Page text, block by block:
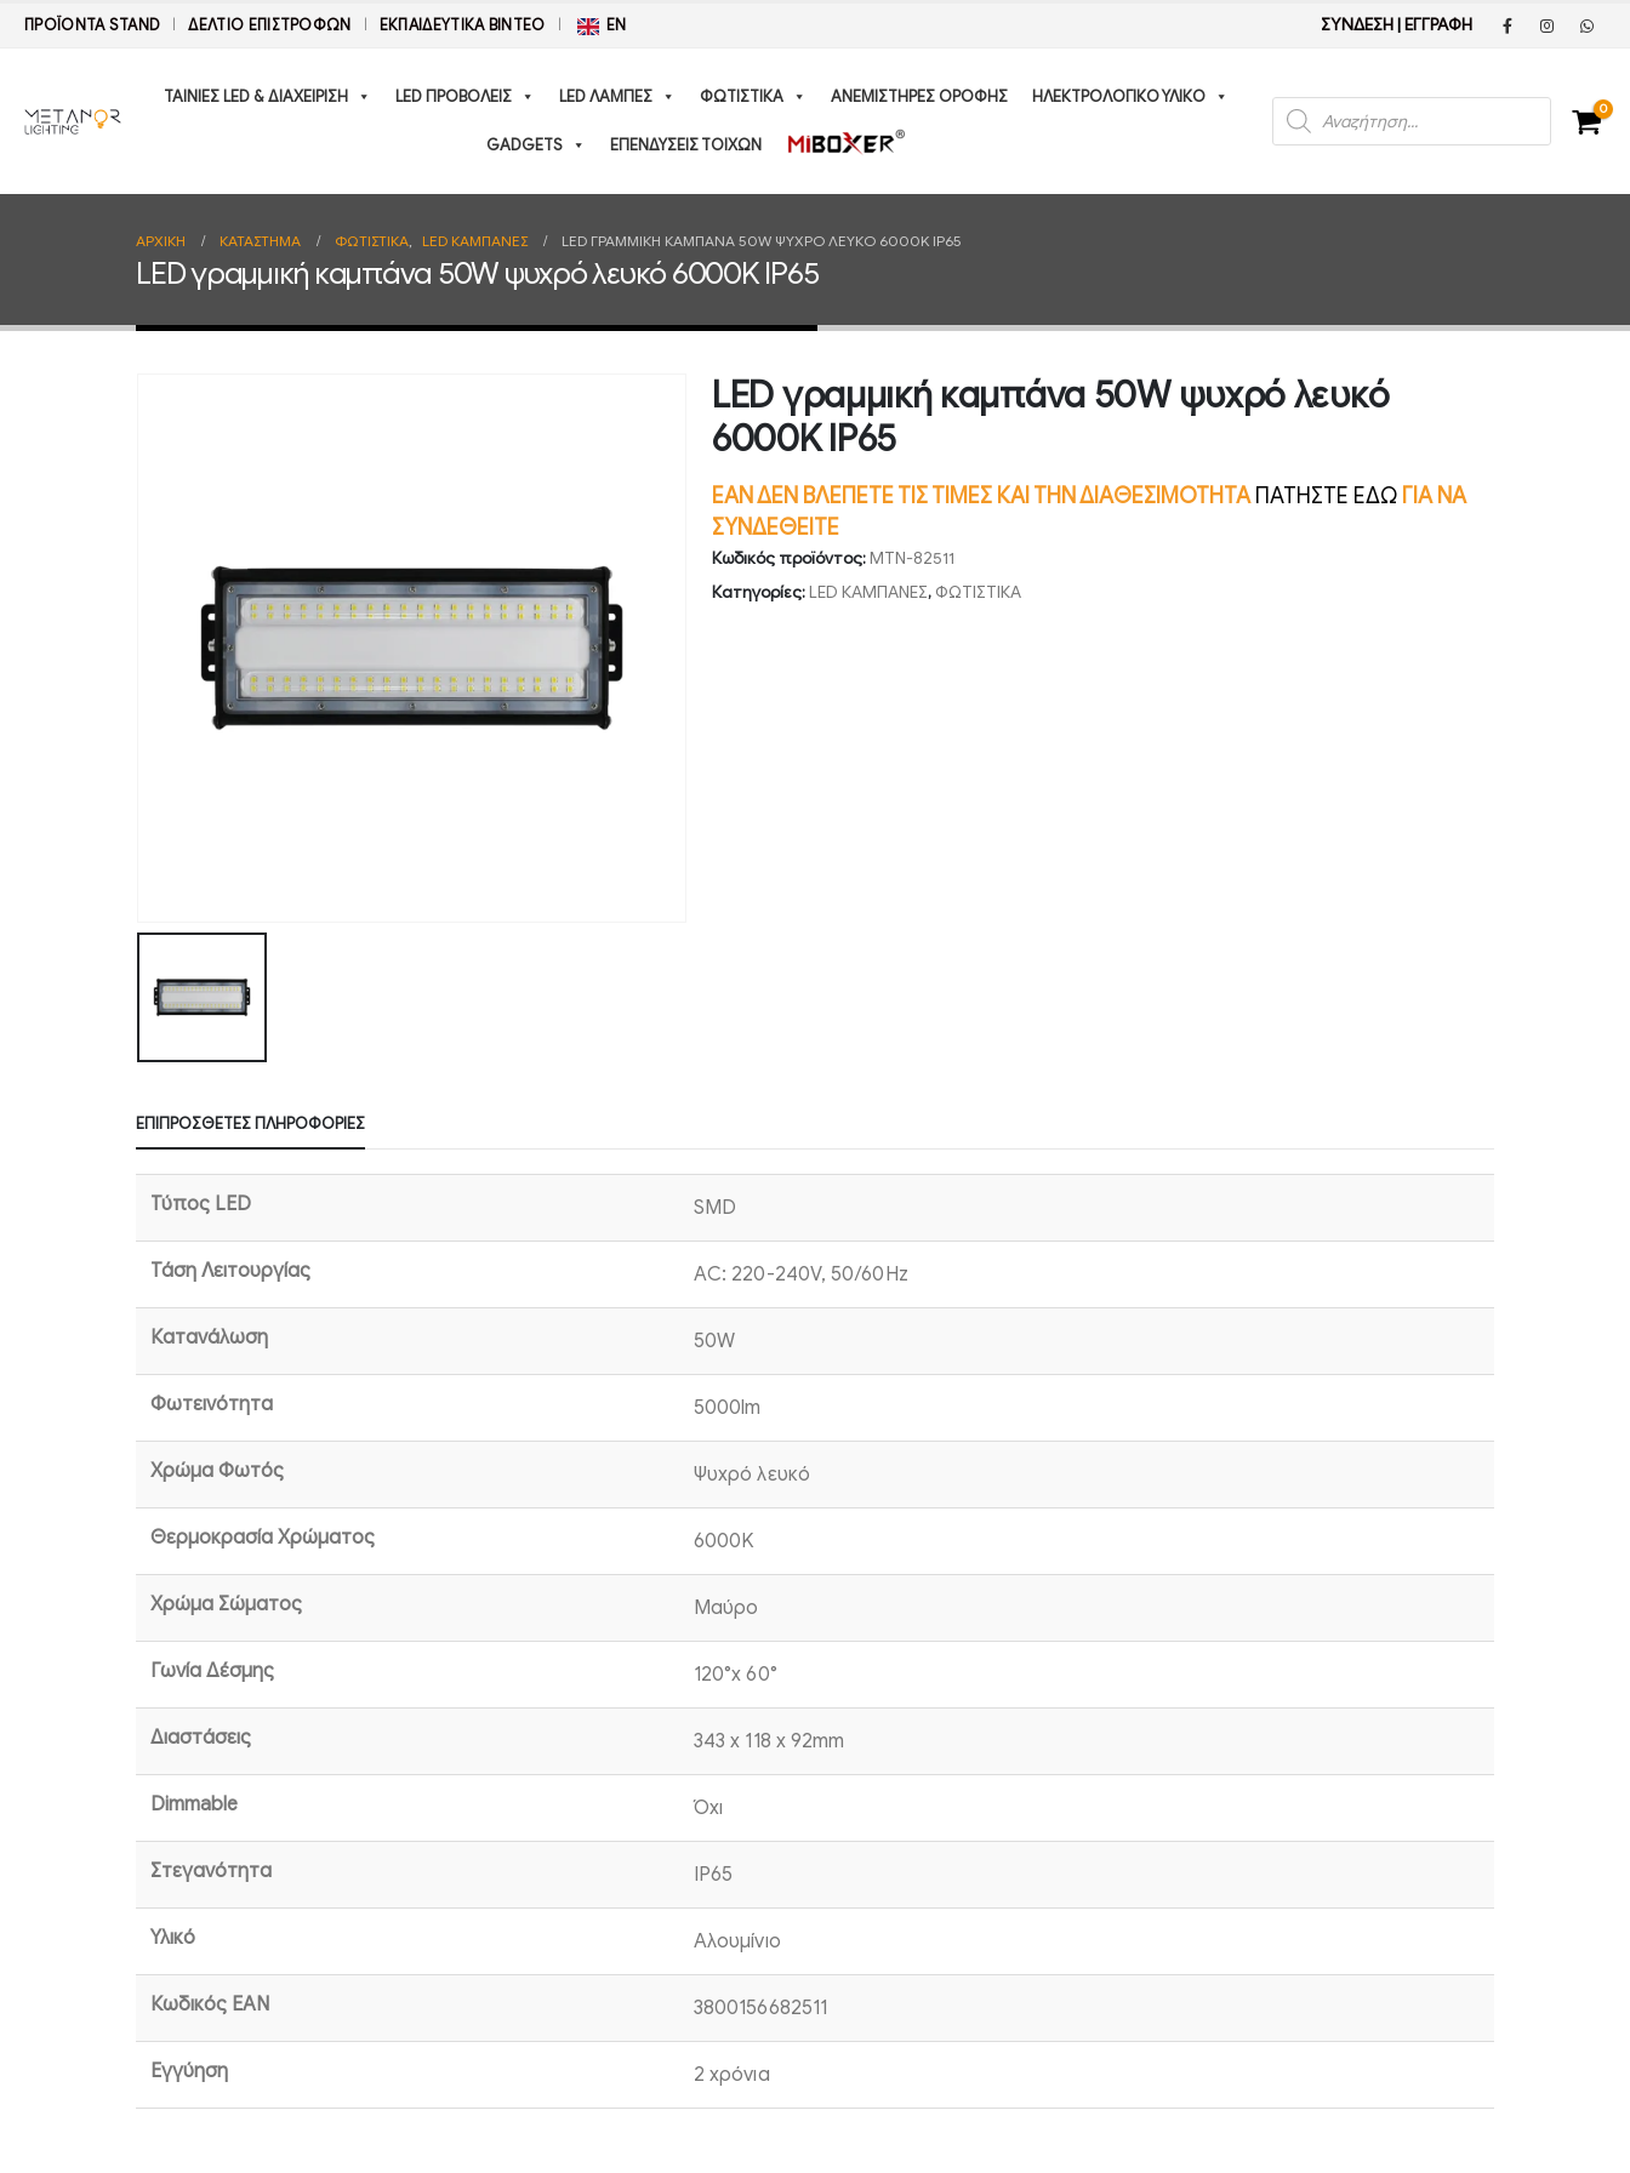
ΠΡΟΪΟΝΤΑ STAND ΔΕΛΤΊΟ ΕΠΙΣΤΡΟΦΏΝ ΕΚΠΑΙΔΕΥΤΙΚΑ ΒΙΝΤΕΟ EN ΣΥΝΔΕΣΗ| ΕΓΓΡΑΦΗ
ΤΑΙΝΙΕΣ LED & ΔΙΑΧΕΙΡΙΣΗ LED ΠΡΟΒΟΛΕΙΣ LED ΛΑΜΠΕΣ ΦΩΤΙΣΤΙΚΑ ΑΝΕΜΙΣΤΗΡΕΣ ΟΡΟΦΗΣ ΗΛΕΚΤΡΟΛΟΓΙΚΟ ΥΛΙΚΟ
GADGETS ΕΠΕΝΔΥΣΕΙΣ ΤΟΙΧΩΝ
Products
search
0
ΑΡΧΙΚΉ ΚΑΤΆΣΤΗΜΑ ΦΩΤΙΣΤΙΚΑ, LED ΚΑΜΠΑΝΕΣ LED ΓΡΑΜΜΙΚΉ ΚΑΜΠΆΝΑ 50W ΨΥΧΡΌ ΛΕΥΚΌ 6000K IP65
LED γραμμική καμπάνα 50W ψυχρό λευκό 6000K IP65
LED γραμμική καμπάνα 50W ψυχρό λευκό
6000K IP65
ΕΑΝ ΔΕΝ ΒΛΕΠΕΤΕ ΤΙΣ ΤΙΜΕΣ ΚΑΙ ΤΗΝ ΔΙΑΘΕΣΙΜΟΤΗΤΑΠΑΤΗΣΤΕ ΕΔΩ ΓΙΑ ΝΑ
ΣΥΝΔΕΘΕΙΤΕ
Κωδικός προϊόντος:MTN-82511
Κατηγορίες:LED ΚΑΜΠΑΝΕΣ, ΦΩΤΙΣΤΙΚΑ
ΕΠΙΠΡΌΣΘΕΤΕΣ ΠΛΗΡΟΦΟΡΊΕΣ
Τύπος LED SMD
Τάση Λειτουργίας AC: 220-240V, 50/60Hz
Κατανάλωση 50W
Φωτεινότητα 5000lm
Χρώμα Φωτός Ψυχρό λευκό
Θερμοκρασία Χρώματος 6000K
Χρώμα Σώματος Μαύρο
Γωνία Δέσμης 120°x 60°
Διαστάσεις 343 x 118 x 92mm
Dimmable Όχι
Στεγανότητα IP65
Υλικό Αλουμίνιο
Κωδικός EAN 3800156682511
Εγγύηση 2 χρόνια